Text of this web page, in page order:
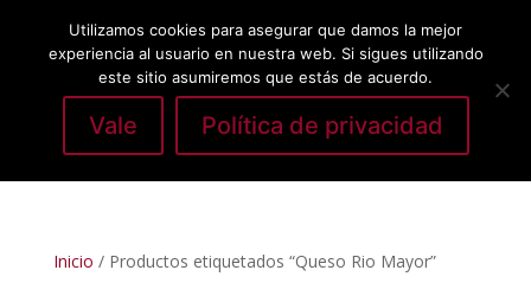
Seleccionar página
Inicio / Productos etiquetados “Queso Rio Mayor”
Utilizamos cookies para asegurar que damos la mejor
experiencia al usuario en nuestra web. Si sigues utilizando
este sitio asumiremos que estás de acuerdo.
Vale Política de privacidad